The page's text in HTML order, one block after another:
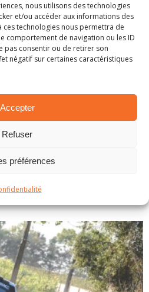
nous utilisons des technologies
et/ou accéder aux informations des
ces technologies nous permettra de
comportement de navigation ou les ID
pas consentir ou de retirer son
négatif sur certaines caractéristiques
Accepter
Refuser
préférences
2019 - Résumé En
sur les spéciales
matin. S'envolant très
rien